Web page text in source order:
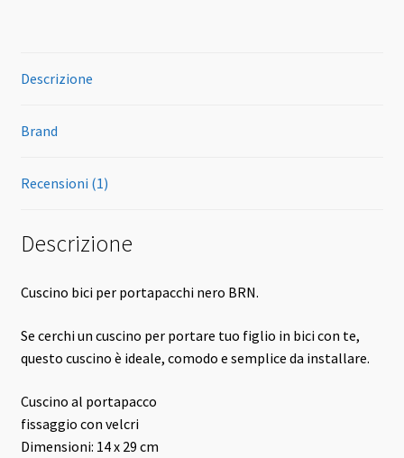
Descrizione
Brand
Recensioni (1)
Descrizione
Cuscino bici per portapacchi nero BRN.
Se cerchi un cuscino per portare tuo figlio in bici con te,
questo cuscino è ideale, comodo e semplice da installare.
Cuscino al portapacco
fissaggio con velcri
Dimensioni: 14 x 29 cm